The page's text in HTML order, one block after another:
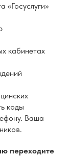
«Госуслуги»
кабинетах
коды
Ваша
переходите